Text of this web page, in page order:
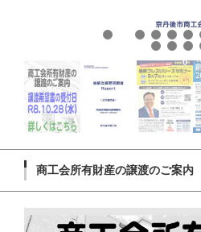
商工会所有財産の譲渡のご案内